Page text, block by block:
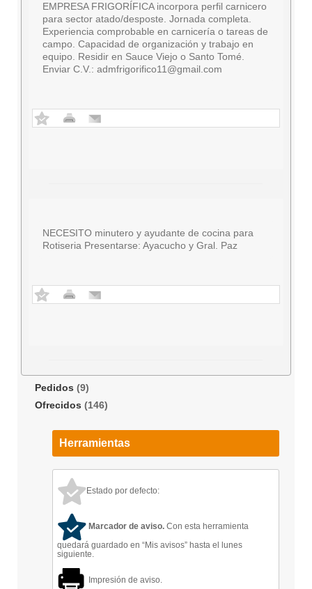
EMPRESA FRIGORÍFICA incorpora perfil carnicero
para sector atado/desposte. Jornada completa.
Experiencia comprobable en carnicería o tareas de
campo. Capacidad de organización y trabajo en
equipo. Residir en Sauce Viejo o Santo Tomé.
Enviar C.V.: admfrigorifico11@gmail.com
NECESITO minutero y ayudante de cocina para
Rotiseria Presentarse: Ayacucho y Gral. Paz
Pedidos (9)
Ofrecidos (146)
Herramientas
Estado por defecto:
Marcador de aviso. Con esta herramienta
quedará guardado en “Mis avisos” hasta el lunes
siguiente.
Impresión de aviso.